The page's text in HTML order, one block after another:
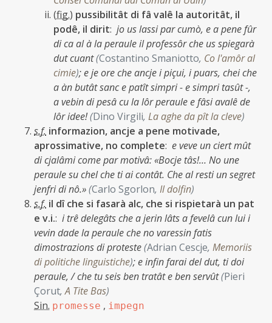
(fig.) pussibilitât di fâ valê la autoritât, il
podê, il dirit: jo us lassi par cumò, e a pene fûr
di ca al à la peraule il professôr che us spiegarà
dut cuant(Costantino Smaniotto, Co l'amôr al
cimie);e je ore che ancje i piçui, i puars, chei che
a àn butât sanc e patît simpri - e simpri tasût -,
a vebin di pesâ cu la lôr peraule e fâsi avalê de
lôr idee!(Dino Virgili, La aghe da pît la cleve)
s.f. informazion, ancje a pene motivade,
aprossimative, no complete: e veve un ciert mût
di cjalâmi come par motivâ: «Bocje tâs!… No une
peraule su chel che ti ai contât. Che al resti un segret
jenfri di nô.»(Carlo Sgorlon, Il dolfin)
s.f. il dî che si fasarà alc, che si rispietarà un pat
e v.i.: i trê delegâts che a jerin lâts a fevelâ cun lui i
vevin dade la peraule che no varessin fatis
dimostrazions di proteste(Adrian Cescje, Memoriis
di politiche linguistiche);e infin farai del dut, ti doi
peraule, / che tu seis ben tratât e ben servût(Pieri
Çorut,A Tite Bas)
Sin. promesse , impegn